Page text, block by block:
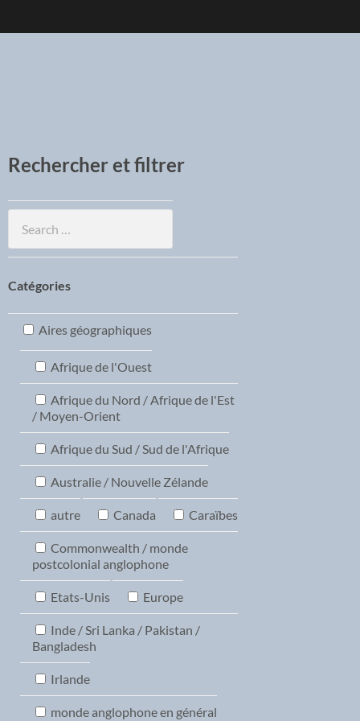
Rechercher et filtrer
Catégories
Aires géographiques
Afrique de l'Ouest
Afrique du Nord / Afrique de l'Est
/ Moyen-Orient
Afrique du Sud / Sud de l'Afrique
Australie / Nouvelle Zélande
autre Canada Caraïbes
Commonwealth / monde
postcolonial anglophone
Etats-Unis Europe
Inde / Sri Lanka / Pakistan /
Bangladesh
Irlande
monde anglophone en général